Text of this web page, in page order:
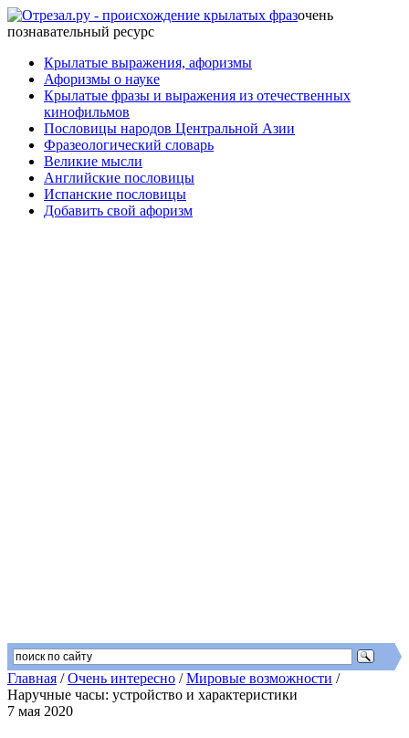
очень
познавательный ресурс
Крылатые выражения, афоризмы
Афоризмы о науке
Крылатые фразы и выражения из отечественных
кинофильмов
Пословицы народов Центральной Азии
Фразеологический словарь
Великие мысли
Английские пословицы
Испанские пословицы
Добавить свой афоризм
Главная /Очень интересно /Мировые возможности /
Наручные часы: устройство и характеристики
7 мая 2020